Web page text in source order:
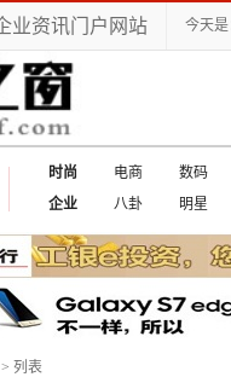
业资讯门户网站 今天
时尚 电商
数码
企业
八卦 明星
> 列表